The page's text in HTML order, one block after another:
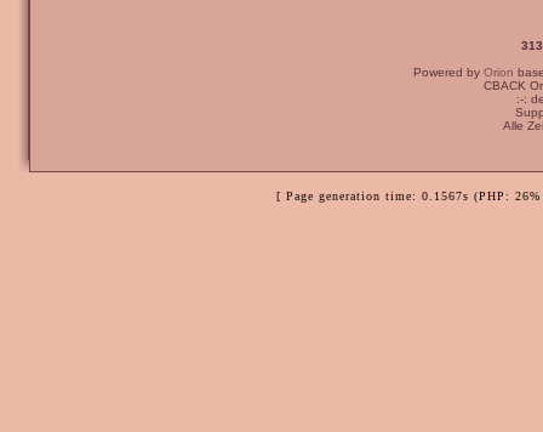
Powered by Orion
CBACK
:-:
Alle
[ Page generation time: 0.1567s (PHP: